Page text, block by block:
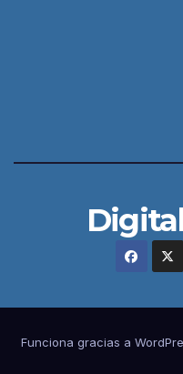
Funciona gracias a